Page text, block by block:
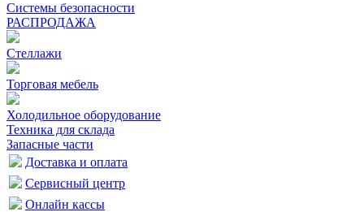
Системы безопасности
РАСПРОДАЖА
Стеллажи
Торговая мебель
Холодильное оборудование
Техника для склада
Запасные части
Доставка и оплата
Сервисный центр
Онлайн кассы